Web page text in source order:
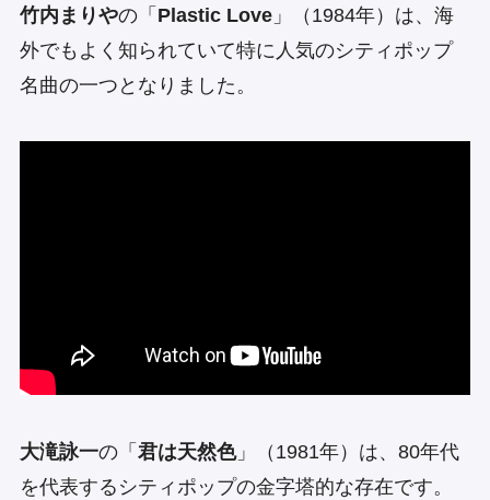
竹内まりやの「 Plastic Love」（1984年）は、海
外でもよく知られていて特に人気のシティポップ
名曲の一つとなりました。
大滝詠一の「 君は天然色」（1981年）は、80年代
を代表するシティポップの金字塔的な存在です。